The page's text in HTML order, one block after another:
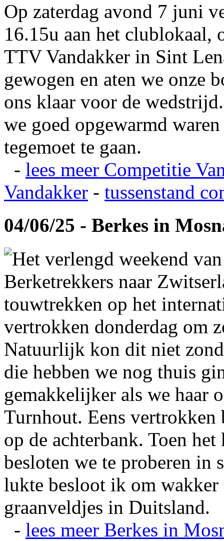
Op zaterdag avond 7 juni
16.15u aan het clublokaal,
TTV Vandakker in Sint
gewogen en aten we onze
ons klaar voor de
we goed opgewarmd
tegemoet te gaan.
- lees meer Competitie
Vandakker - tussenstand
04/06/25 - Berkes in
Het verlengd weekend
Berketrekkers naar
touwtrekken op het
vertrokken donderdag om
Natuurlijk kon dit niet
die hebben we nog thuis
gemakkelijker als we haar
Turnhout. Eens vertrokken
op de achterbank. Toen
besloten we te proberen in
lukte besloot ik om
graanveldjes in Duitsland.
- lees meer Berkes in